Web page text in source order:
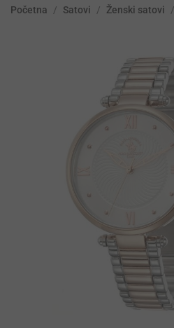
Početna / Satovi / Ženski satovi /